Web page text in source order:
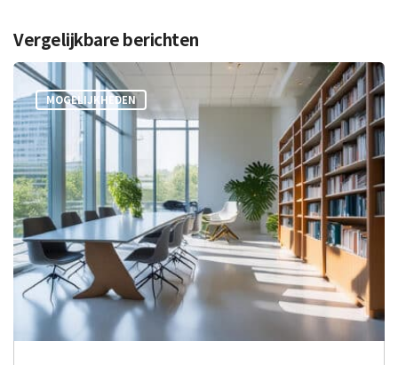
Vergelijkbare berichten
MOGELIJKHEDEN